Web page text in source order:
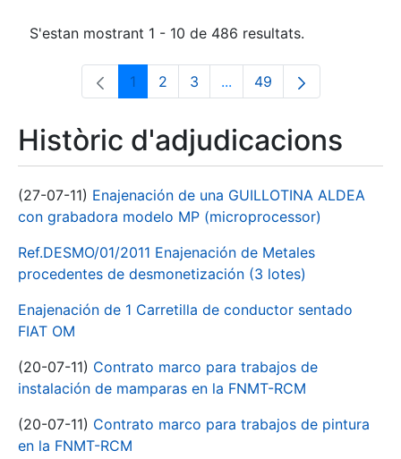
S'estan mostrant 1 - 10 de 486 resultats.
Pàgina
1 Pàgina
2 Pàgina
3 ...Pàgines intermèdies
Pàgina
49
Històric d'adjudicacions
(27-07-11) Enajenación de una GUILLOTINA ALDEA
con grabadora modelo MP (microprocessor)
Ref.DESMO/01/2011 Enajenación de Metales
procedentes de desmonetización (3 lotes)
Enajenación de 1 Carretilla de conductor sentado
FIAT OM
(20-07-11) Contrato marco para trabajos de
instalación de mamparas en la FNMT-RCM
(20-07-11) Contrato marco para trabajos de pintura
en la FNMT-RCM